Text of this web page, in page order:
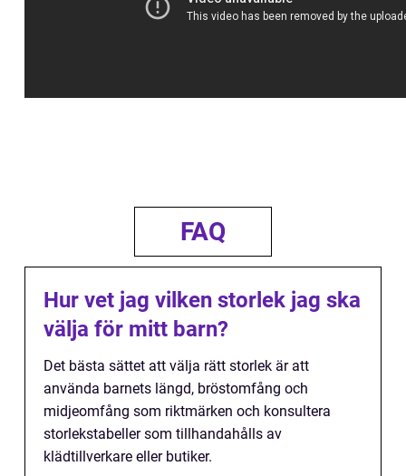
FAQ
Hur vet jag vilken storlek jag ska
välja för mitt barn?
Det bästa sättet att välja rätt storlek är att
använda barnets längd, bröstomfång och
midjeomfång som riktmärken och konsultera
storlekstabeller som tillhandahålls av
klädtillverkare eller butiker.